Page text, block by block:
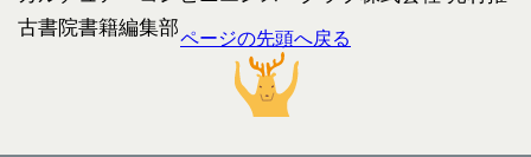
ページの先頭へ戻る